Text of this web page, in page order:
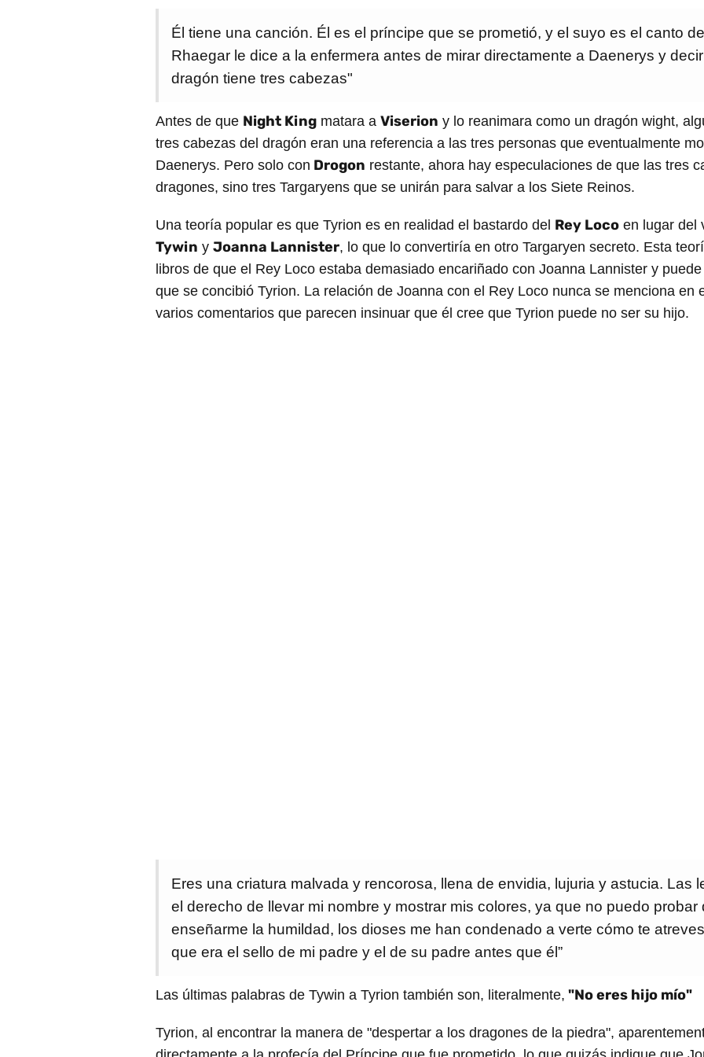
Él tiene una canción. Él es el príncipe que se prometió, y el suyo es el canto
Rhaegar le dice a la enfermera antes de mirar directamente a Daenerys y
dragón tiene tres cabezas"
Antes de que Night King matara a Viserion y lo reanimara como un dragón wight,
tres cabezas del dragón eran una referencia a las tres personas que eventualmente
Daenerys. Pero solo con Drogon restante, ahora hay especulaciones de que las tres
dragones, sino tres Targaryens que se unirán para salvar a los Siete Reinos.
Una teoría popular es que Tyrion es en realidad el bastardo del Rey Loco en lugar del
Tywin y Joanna Lannister, lo que lo convertiría en otro Targaryen secreto. Esta
libros de que el Rey Loco estaba demasiado encariñado con Joanna Lannister y
que se concibió Tyrion. La relación de Joanna con el Rey Loco nunca se menciona en
varios comentarios que parecen insinuar que él cree que Tyrion puede no ser su hijo.
Eres una criatura malvada y rencorosa, llena de envidia, lujuria y astucia. Las
el derecho de llevar mi nombre y mostrar mis colores, ya que no puedo
enseñarme la humildad, los dioses me han condenado a verte cómo te
que era el sello de mi padre y el de su padre antes que él”
Las últimas palabras de Tywin a Tyrion también son, literalmente, "No eres hijo mío"
Tyrion, al encontrar la manera de "despertar a los dragones de la piedra",